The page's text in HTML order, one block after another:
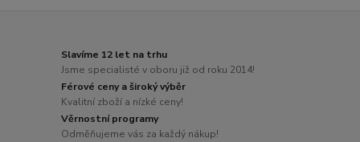
Slavíme 12 let na trhu
Jsme specialisté v oboru již od roku 2014!
Férové ceny a široký výběr
Kvalitní zboží a nízké ceny!
Věrnostní programy
Odměňujeme vás za každý nákup!